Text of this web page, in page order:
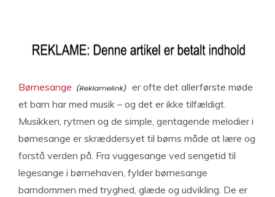
Børnesange
er ofte det allerførste møde
et barn har med musik – og det er ikke tilfældigt.
Musikken, rytmen og de simple, gentagende melodier i
børnesange er skræddersyet til børns måde at lære og
forstå verden på. Fra vuggesange ved sengetid til
legesange i børnehaven, fylder børnesange
barndommen med tryghed, glæde og udvikling. De er